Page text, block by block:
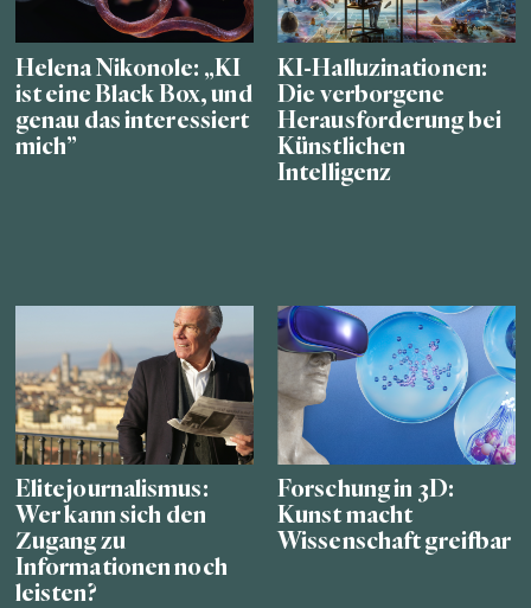
Helena Nikonole: „KI
ist eine Black Box, und
genau das interessiert
mich”
KI-Halluzinationen:
Die verborgene
Herausforderung bei
Künstlichen
Intelligenz
Elitejournalismus:
Wer kann sich den
Zugang zu
Informationen noch
leisten?
Forschung in 3D:
Kunst macht
Wissenschaft greifbar